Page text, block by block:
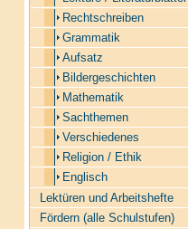
Rechtschreiben
Grammatik
Aufsatz
Bildergeschichten
Mathematik
Sachthemen
Verschiedenes
Religion / Ethik
Englisch
Lektüren und Arbeitshefte
Fördern (alle Schulstufen)